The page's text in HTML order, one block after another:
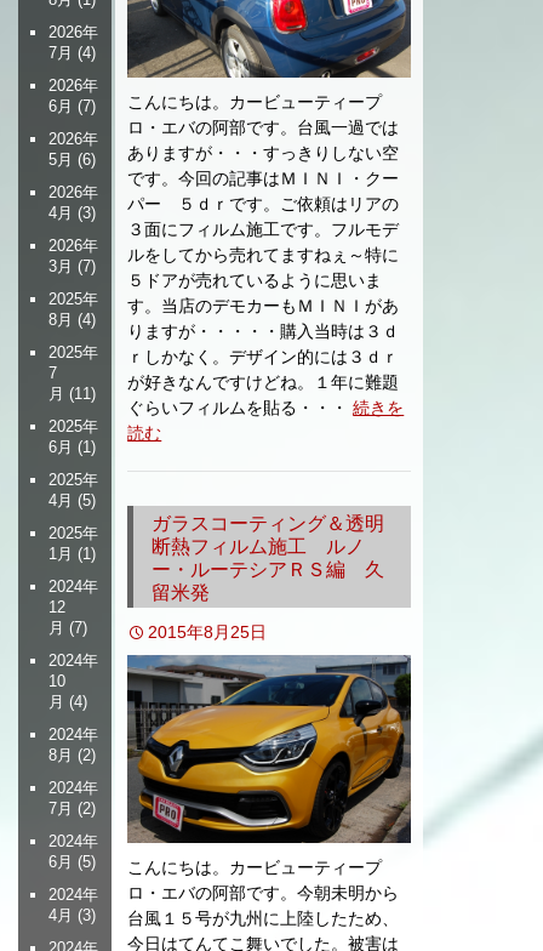
こんにちは。カービューティープ
ロ・エバの阿部です。台風一過では
ありますが・・・すっきりしない空
です。今回の記事はＭＩＮＩ・クー
パー ５ｄｒです。ご依頼はリアの
３面にフィルム施工です。フルモデ
ルをしてから売れてますねぇ～特に
５ドアが売れているように思いま
す。当店のデモカーもＭＩＮＩがあ
りますが・・・・・購入当時は３ｄ
ｒしかなく。デザイン的には３ｄｒ
が好きなんですけどね。１年に難題
ぐらいフィルムを貼る・・・続きを
読む
ガラスコーティング＆透明
断熱フィルム施工 ルノ
ー・ルーテシアＲＳ編 久
留米発
2015年8月25日
こんにちは。カービューティープ
ロ・エバの阿部です。今朝未明から
台風１５号が九州に上陸したため、
今日はてんてこ舞いでした。被害は
2026年
7月 (4)
2026年
6月 (7)
2026年
5月 (6)
2026年
4月 (3)
2026年
3月 (7)
2025年
8月 (4)
2025年
7
月 (11)
2025年
6月 (1)
2025年
4月 (5)
2025年
1月 (1)
2024年
12
月 (7)
2024年
10
月 (4)
2024年
8月 (2)
2024年
7月 (2)
2024年
6月 (5)
2024年
4月 (3)